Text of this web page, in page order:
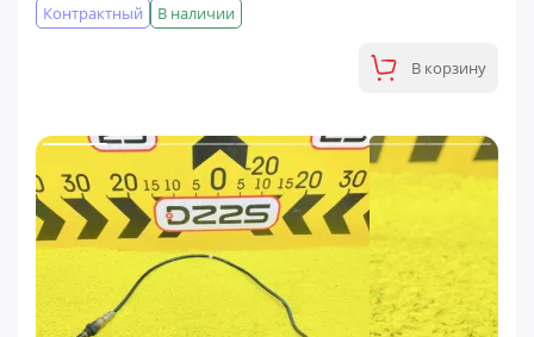
В наличии
Контрактный
В корзину